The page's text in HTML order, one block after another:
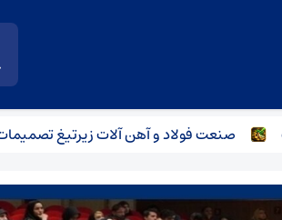
صنعت فولاد و آهن آلات زیر‌تیغ تصمیمات